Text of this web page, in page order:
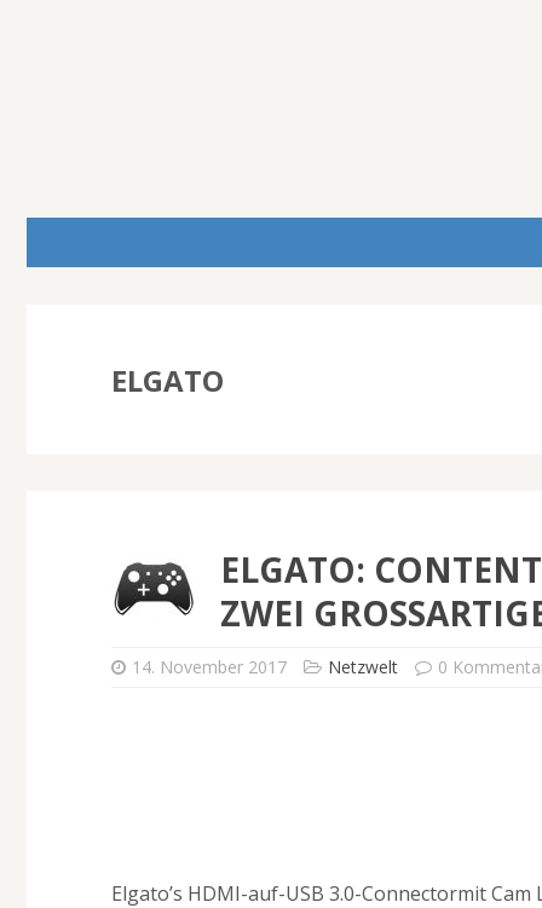
ELGATO
ELGATO:
ZWEI
14. November 2017 Netzwelt 0
Elgato’s HDMI-auf-USB 3.0-Connectormit